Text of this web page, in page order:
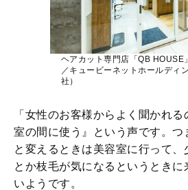
ヘアカット専門店「QB HOUSE
／キュービーネットホールディ
社）
「女性のお客様からよく聞かれ
室の間に使う』という声です。つ
と変えるときは美容室に行って、
とか枝毛が気になるというときに
いようです。